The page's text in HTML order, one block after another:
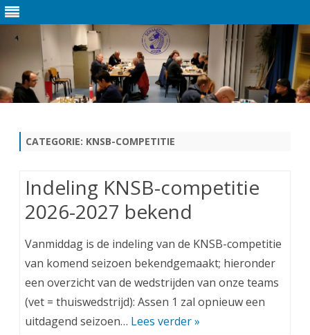
de
CATEGORIE: KNSB-COMPETITIE
Indeling KNSB-competitie
2026-2027 bekend
Vanmiddag is de indeling van de KNSB-competitie
van komend seizoen bekendgemaakt; hieronder
een overzicht van de wedstrijden van onze teams
(vet = thuiswedstrijd): Assen 1 zal opnieuw een
uitdagend seizoen… Lees verder »